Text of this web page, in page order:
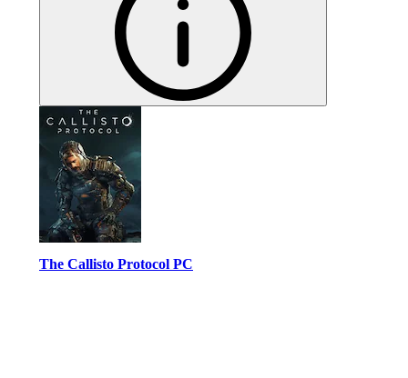
The Callisto Protocol PC